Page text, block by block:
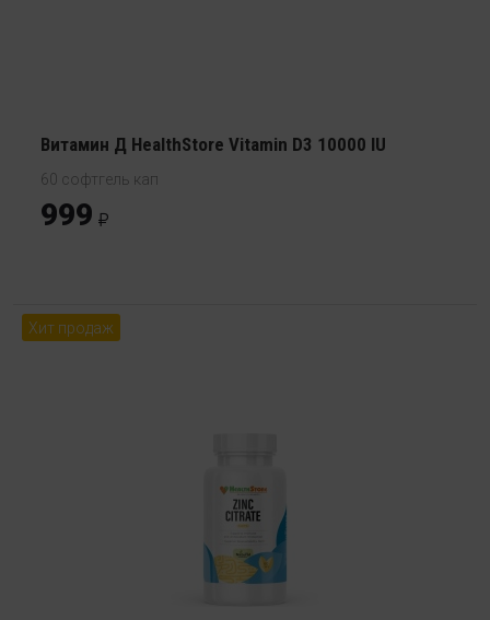
Витамин Д HealthStore Vitamin D3 10000 IU
60 софтгель кап
999
Хит продаж